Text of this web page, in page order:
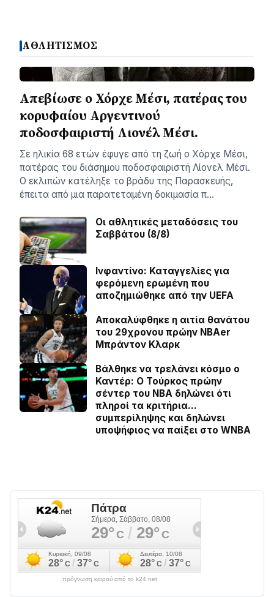
ΑΘΛΗΤΙΣΜΟΣ
Απεβίωσε ο Χόρχε Μέσι, πατέρας του
κορυφαίου Αργεντινού
ποδοσφαιριστή Λιονέλ Μέσι.
Σε ηλικία 68 ετών έφυγε από τη ζωή ο Χόρχε Μέσι,
πατέρας του διάσημου ποδοσφαιριστή Λίονελ Μέσι.
Ο εκλιπών κατέληξε το βράδυ της Παρασκευής,
έπειτα από μια παρατεταμένη δοκιμασία π…
Οι αθλητικές μεταδόσεις του
Σαββάτου (8/8)
Ινφαντίνο: Καταγγελίες για
φερόμενη ερωμένη που
αποζημιώθηκε από την UEFA
Αποκαλύφθηκε η αιτία θανάτου
του 29χρονου πρώην NBAer
Μπράντον Κλαρκ
Βάλθηκε να τρελάνει κόσμο ο
Καντέρ: Ο Τούρκος πρώην
σέντερ του NBA δηλώνει ότι
πληροί τα κριτήρια…
συμπερίληψης και δηλώνει
υποψήφιος να παίξει στο WNBA
πρόγνωση καιρού από το k24.net